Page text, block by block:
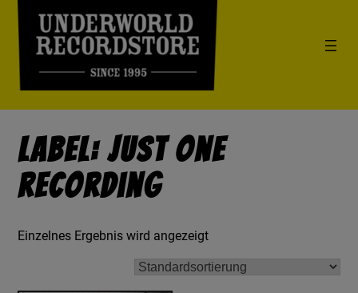
Label: Just One
Recording
Einzelnes Ergebnis wird angezeigt